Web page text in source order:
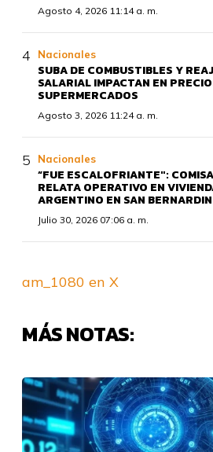
Agosto 4, 2026 11:14 a. m.
Nacionales
SUBA DE COMBUSTIBLES Y
SALARIAL IMPACTAN EN
SUPERMERCADOS
Agosto 3, 2026 11:24 a. m.
Nacionales
“FUE ESCALOFRIANTE":
RELATA OPERATIVO EN
ARGENTINO EN SAN
Julio 30, 2026 07:06 a. m.
am_1080 en X
MÁS NOTAS: